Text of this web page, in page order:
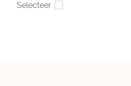
Selecteer